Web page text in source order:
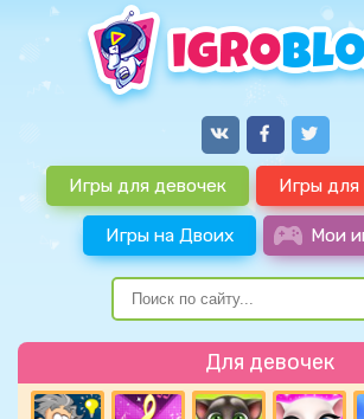
Игры для девочек Игры для
Игры на Двоих Мои
Для девочек